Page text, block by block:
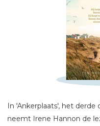
In 'Ankerplaats', het derde
neemt Irene Hannon de
Schrijf hieronder je
Sterren